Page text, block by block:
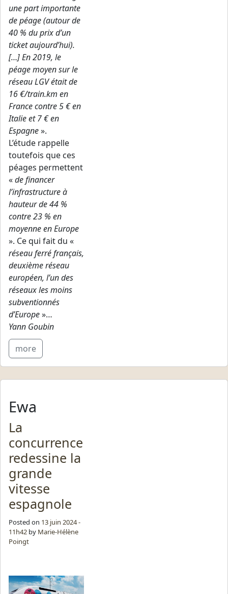
une part importante
de péage (autour de
40 % du prix d’un
ticket aujourd’hui).
[…] En 2019, le
péage moyen sur le
réseau LGV était de
16 €/train.km en
France contre 5 € en
Italie et 7 € en
Espagne».
L’étude rappelle
toutefois que ces
péages permettent
«de financer
l’infrastructure à
hauteur de 44 %
contre 23 % en
moyenne en Europe
». Ce qui fait du «
réseau ferré français,
deuxième réseau
européen, l’un des
réseaux les moins
subventionnés
d’Europe»…
Yann Goubin
more
Ewa
La
concurrence
redessine la
grande
vitesse
espagnole
Posted on 13 juin 2024 -
11h42 by Marie-Hélène
Poingt